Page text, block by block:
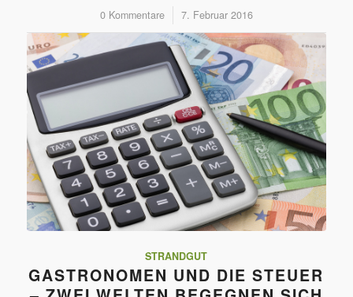
0 Kommentare
/ 7. Februar 2016
STRANDGUT
GASTRONOMEN UND DIE STEUER